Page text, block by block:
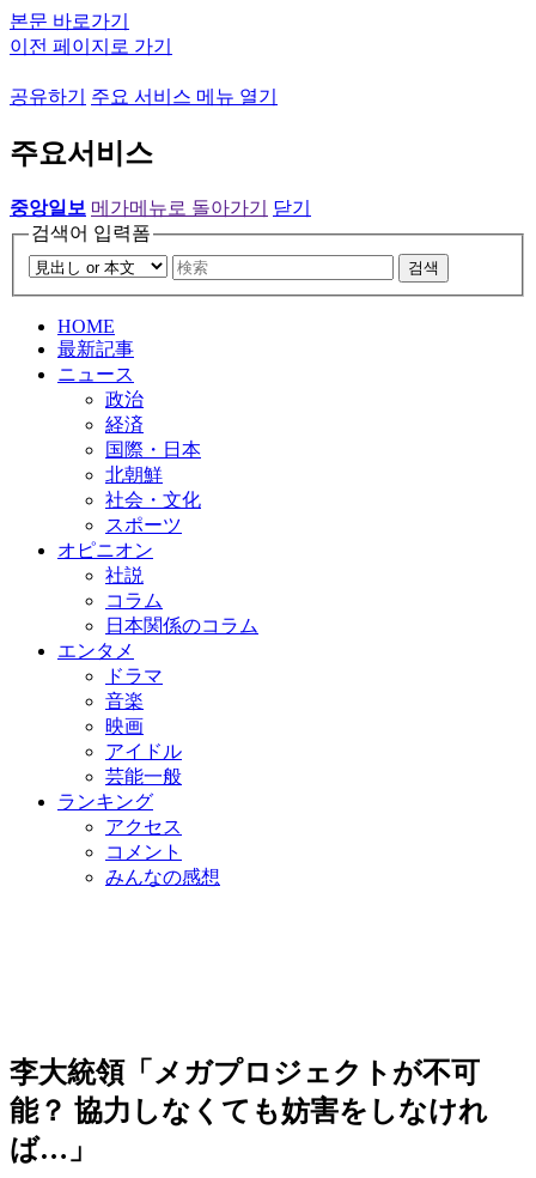
본문 바로가기
이전 페이지로 가기
공유하기 주요 서비스 메뉴 열기
주요서비스
중앙일보 메가메뉴로 돌아가기
닫기
검색어 입력폼
검색
HOME
最新記事
ニュース
政治
経済
国際・日本
北朝鮮
社会・文化
スポーツ
オピニオン
社説
コラム
日本関係のコラム
エンタメ
ドラマ
音楽
映画
アイドル
芸能一般
ランキング
アクセス
コメント
みんなの感想
李大統領「メガプロジェクトが不可
能？ 協力しなくても妨害をしなけれ
ば…」